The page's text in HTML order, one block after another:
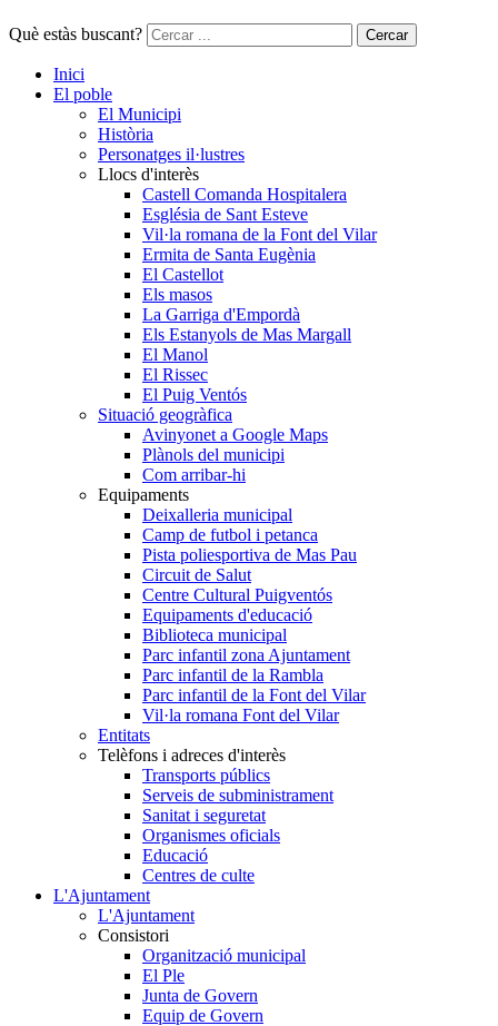
Què estàs buscant? Cercar
Inici
El poble
El Municipi
Història
Personatges il·lustres
Llocs d'interès
Castell Comanda Hospitalera
Església de Sant Esteve
Vil·la romana de la Font del Vilar
Ermita de Santa Eugènia
El Castellot
Els masos
La Garriga d'Empordà
Els Estanyols de Mas Margall
El Manol
El Rissec
El Puig Ventós
Situació geogràfica
Avinyonet a Google Maps
Plànols del municipi
Com arribar-hi
Equipaments
Deixalleria municipal
Camp de futbol i petanca
Pista poliesportiva de Mas Pau
Circuit de Salut
Centre Cultural Puigventós
Equipaments d'educació
Biblioteca municipal
Parc infantil zona Ajuntament
Parc infantil de la Rambla
Parc infantil de la Font del Vilar
Vil·la romana Font del Vilar
Entitats
Telèfons i adreces d'interès
Transports públics
Serveis de subministrament
Sanitat i seguretat
Organismes oficials
Educació
Centres de culte
L'Ajuntament
L'Ajuntament
Consistori
Organització municipal
El Ple
Junta de Govern
Equip de Govern